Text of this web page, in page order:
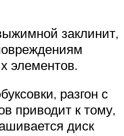
заклинит,
элементов.
разгон с
приводит к тому,
диск